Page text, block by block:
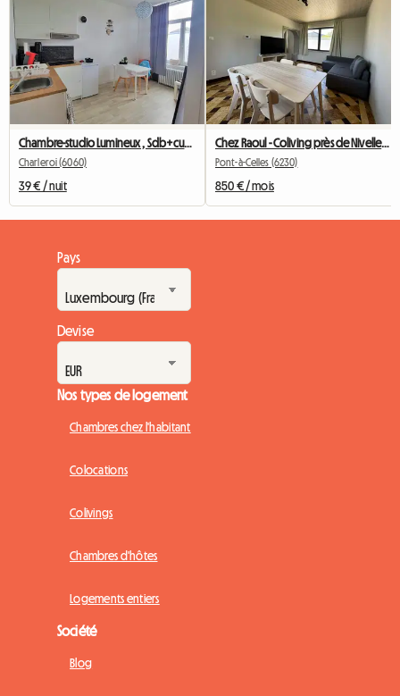
Chambre-studio Lumineux , Sdb+cusine Privee
Charleroi (6060)
39 € / nuit
Chez Raoul - Coliving près de Nivelles - Seneffe - Feluy
Pont-à-Celles (6230)
850 € / mois
Pays
Devise
Nos types de logement
Chambres chez l'habitant
Colocations
Colivings
Chambres d'hôtes
Logements entiers
Société
Blog